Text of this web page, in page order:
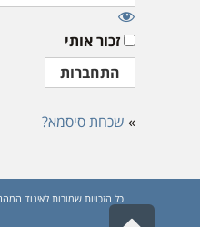
זכור אותי
» שכחת סיסמא?